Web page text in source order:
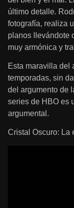
último detalle.
fotografía, realiza
planos llevándote
muy armónica y
Esta maravilla del
temporadas, sin
del argumento de
series de HBO es
argumental.
Cristal Oscuro: La